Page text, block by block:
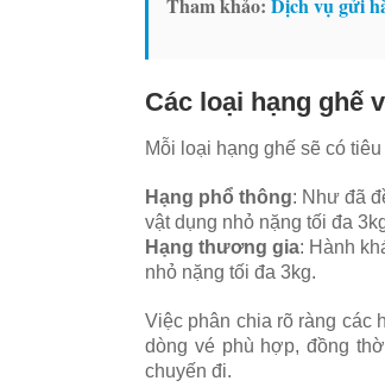
Các loại hạng ghế
Mỗi loại hạng ghế sẽ có
Hạng phổ thông: Như đã
vật dụng nhỏ nặng tối đa
Hạng thương gia: Hành
nhỏ nặng tối đa 3kg.
Việc phân chia rõ ràng các
dòng vé phù hợp, đồng
chuyến đi.